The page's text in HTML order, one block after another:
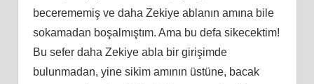
becerememiş ve daha Zekiye ablanın amına bile
sokamadan boşalmıştım. Ama bu defa sikecektim!
Bu sefer daha Zekiye abla bir girişimde
bulunmadan, yine sikim amının üstüne, bacak